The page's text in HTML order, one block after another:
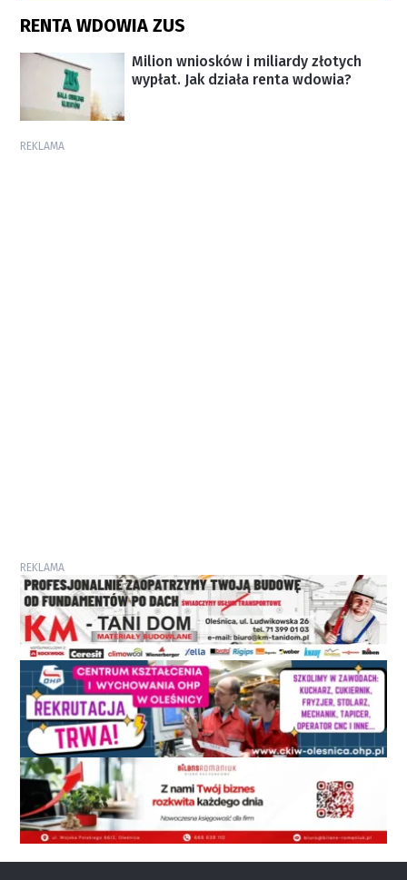
RENTA WDOWIA ZUS
Milion wniosków i miliardy złotych
wypłat. Jak działa renta wdowia?
REKLAMA
REKLAMA